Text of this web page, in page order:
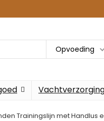
Opvoeding
Trainingslijn met